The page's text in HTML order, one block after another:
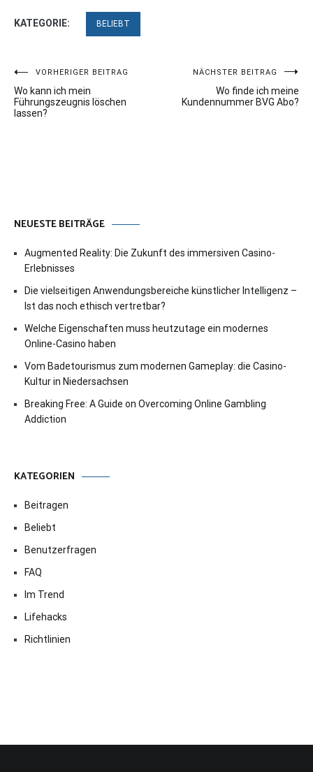
KATEGORIE: BELIEBT
Beitragsnavigation
VORHERIGER BEITRAG
Wo kann ich mein
Führungszeugnis löschen
lassen?
NÄCHSTER BEITRAG
Wo finde ich meine
Kundennummer BVG Abo?
NEUESTE BEITRÄGE
Augmented Reality: Die Zukunft des immersiven Casino-
Erlebnisses
Die vielseitigen Anwendungsbereiche künstlicher Intelligenz –
Ist das noch ethisch vertretbar?
Welche Eigenschaften muss heutzutage ein modernes
Online-Casino haben
Vom Badetourismus zum modernen Gameplay: die Casino-
Kultur in Niedersachsen
Breaking Free: A Guide on Overcoming Online Gambling
Addiction
KATEGORIEN
Beitragen
Beliebt
Benutzerfragen
FAQ
Im Trend
Lifehacks
Richtlinien